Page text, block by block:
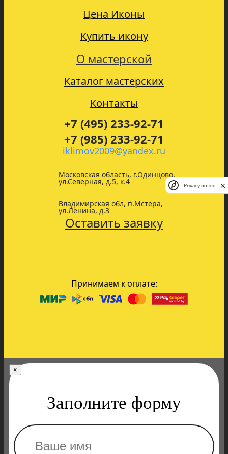
Цена Иконы
Купить икону
О мастерской
Каталог мастерских
Контакты
+7 (495) 233-92-71
+7 (985) 233-92-71
iklimov2009@yandex.ru
Московская область, г.Одинцово,
ул.Северная, д.5, к.4
Владимирская обл, п.Мстера,
ул.Ленина, д.3
Оставить заявку
Принимаем к оплате:
×
Заполните форму
Privacy notice